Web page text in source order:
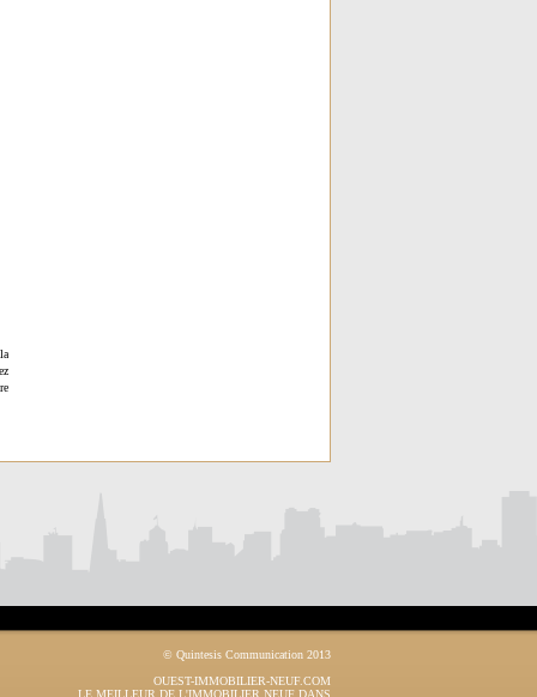
© Quintesis Communication 2013
OUEST-IMMOBILIER-NEUF.COM
LE MEILLEUR DE L'IMMOBILIER NEUF DANS